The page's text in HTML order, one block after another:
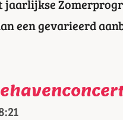
een gevarieerd